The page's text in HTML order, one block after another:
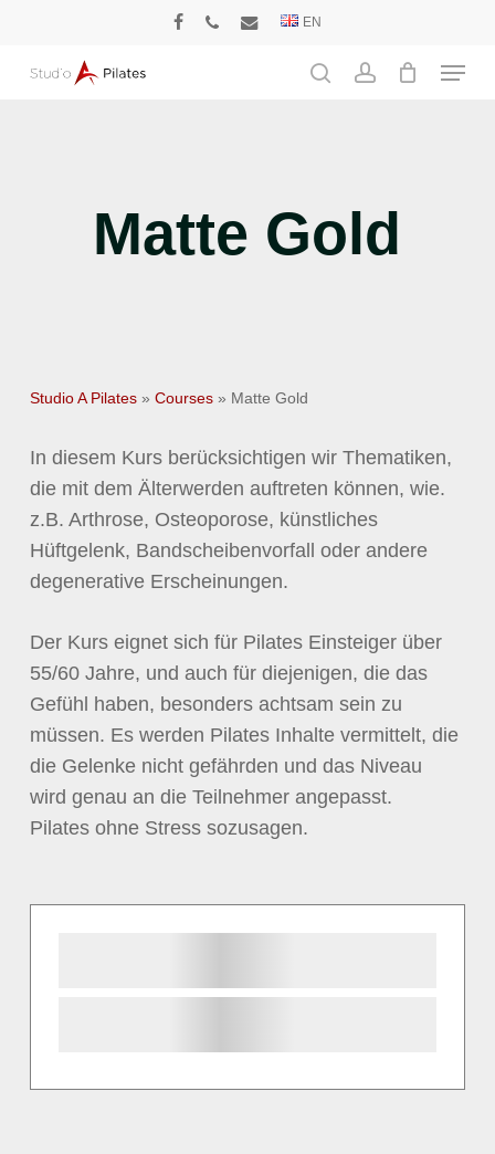
main
EN
Menu
Matte Gold
Studio A Pilates» Courses» Matte Gold
In diesem Kurs berücksichtigen wir Thematiken,
die mit dem Älterwerden auftreten können, wie.
z.B. Arthrose, Osteoporose, künstliches
Hüftgelenk, Bandscheibenvorfall oder andere
degenerative Erscheinungen.
Der Kurs eignet sich für Pilates Einsteiger über
55/60 Jahre, und auch für diejenigen, die das
Gefühl haben, besonders achtsam sein zu
müssen. Es werden Pilates Inhalte vermittelt, die
die Gelenke nicht gefährden und das Niveau
wird genau an die Teilnehmer angepasst.
Pilates ohne Stress sozusagen.